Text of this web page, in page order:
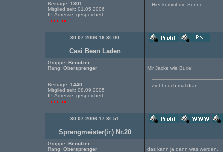
Beiträge: 1301
Mitglied seit: 01.05.2006
IP-Adresse: gespeichert
Hier kommt die Sonne.........
30.07.2006 16:30:00
Casi Bean Laden
Gruppe: Benutzer
Rang: Obersprenger
Beiträge: 1440
Mitglied seit: 08.09.2005
IP-Adresse: gespeichert
Mir Jacke wie Buxe!
Zieht noch mal dran...
30.07.2006 17:30:51
Sprengmeister(in) Nr.20
Gruppe: Benutzer
Rang: Obersprenger das kann ja dann was werden.